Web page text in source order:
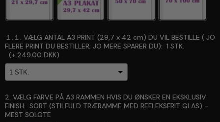
１.１. VÆLG ANTAL A3 PRINT (29,7 x 42 cm) DU VIL BESTILLE ( JO
FLERE PRINT DU BESTILLER; JO MERE SPARER DU): 1 STK.
(+ 249.00 DKK)
2. VÆLG FARVE PÅ A3 RAMMEN HVIS DU ØNSKER EN EKSKLUSIV
FINISH: SORT (STILFULD TRÆRAMME MED REFLEKSFRIT GLAS) -
MEST SOLGTE